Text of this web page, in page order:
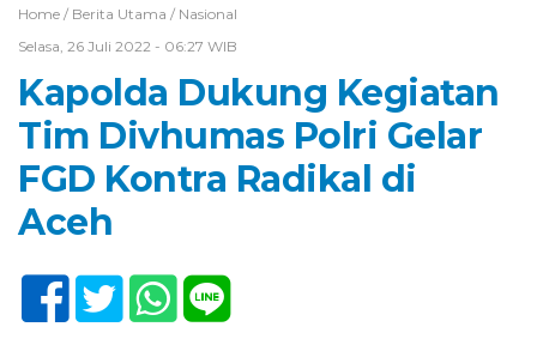
Home / Berita Utama / Nasional
Selasa, 26 Juli 2022 - 06:27 WIB
Kapolda Dukung Kegiatan
Tim Divhumas Polri Gelar
FGD Kontra Radikal di
Aceh